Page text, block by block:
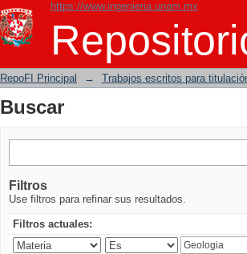
https://www.ingenieria.unam.mx
Buscar
RepoFI Principal → Trabajos escritos para
Buscar
Filtros
Use filtros para refinar sus resultados.
Filtros actuales: